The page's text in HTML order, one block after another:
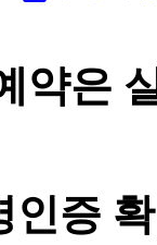
약은
인증